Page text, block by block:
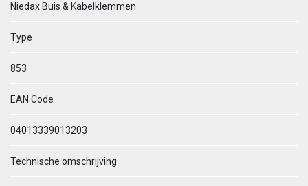
Niedax Buis & Kabelklemmen
Type
853
EAN Code
04013339013203
Technische omschrijving